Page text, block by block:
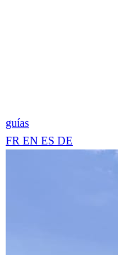
guías
FR EN ES DE